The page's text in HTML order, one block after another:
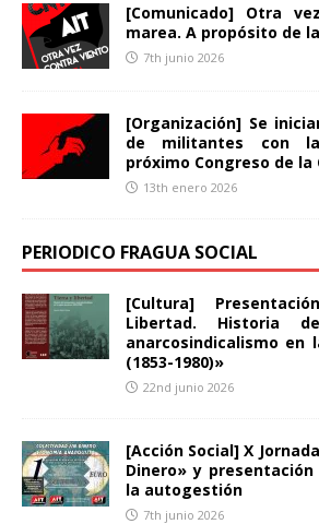
[Comunicado] Otra
marea. A propósito de
7th junio 2026
[Organización] Se
de militantes con
próximo Congreso de la
13th enero 2026
PERIODICO FRAGUA SOCIAL
[Cultura]
Libertad. Historia
anarcosindicalismo en
(1853-1980)»
22nd junio 2026
[Acción Social] X
Dinero» y
la autogestión
7th junio 2026